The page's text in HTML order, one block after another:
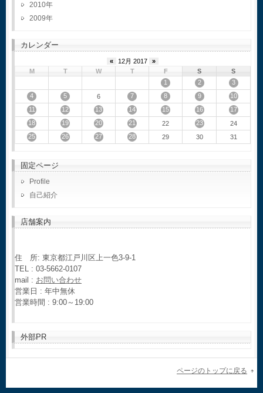
2010
2009
カレンダー
« 12月 2017
»
M
T W T F S
S
1
2
3
4
5 6 7 8 9
10
11
12 13 14 15 16
17
18
19 20 21 22 23
24
25
26 27 28 29 30 31
固定ページ
Profile
自己紹介
店舗案内
住 所: 東京都江戸川区上一色3-9-1
TEL : 03-5662-0107
mail : お問い合わせ
営業日 : 年中無休
営業時間 : 9:00～19:00
外部PR
ページのトップに戻る